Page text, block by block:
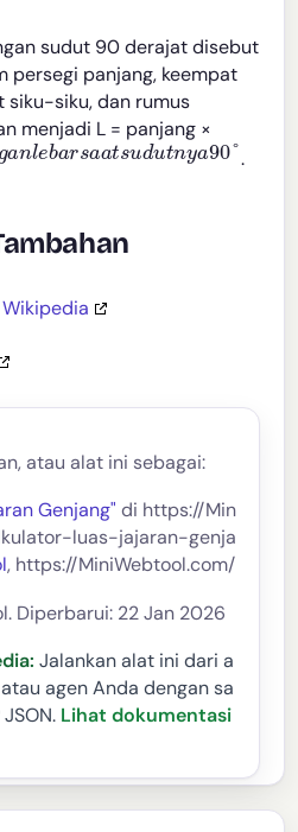
sudut 90 derajat disebut
persegi panjang, keempat
siku-siku, dan rumus
menjadi L = panjang ×
anlebarsaatsudutnya90
.
atau alat ini sebagai:
Genjang" di https://Min
luas-jajaran-genja
, https://MiniWebtool.com/
Diperbarui: 22 Jan 2026
Jalankan alat ini dari a
agen Anda dengan sa
Lihat dokumentasi